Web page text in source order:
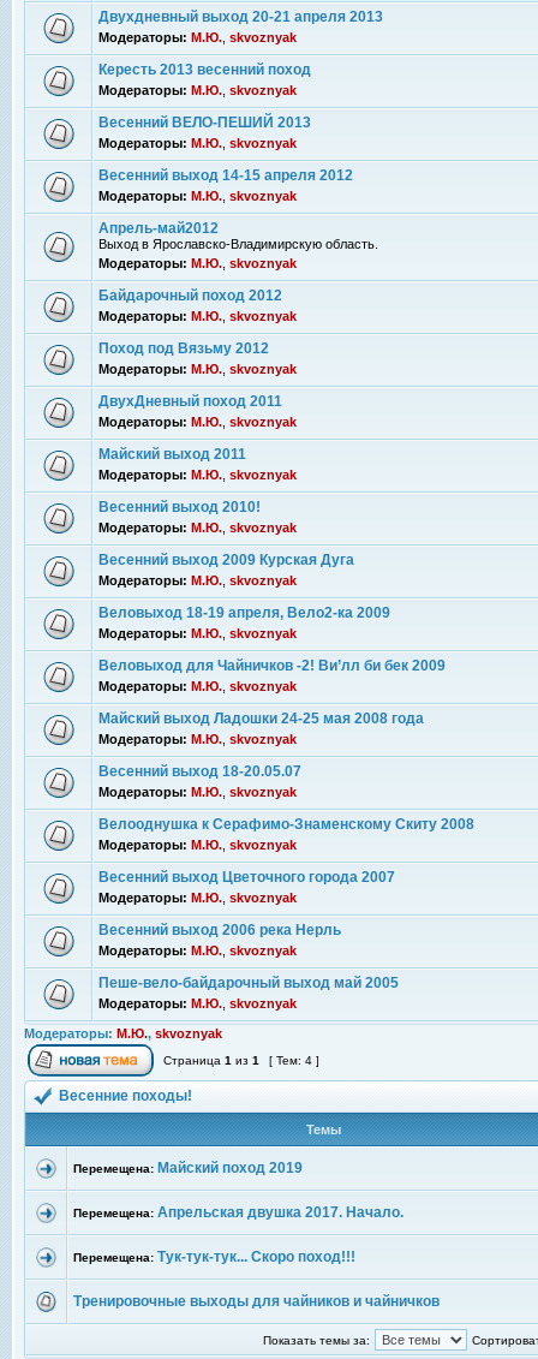
Двухдневный выход 20-21 апреля 2013
Модераторы: М.Ю. skvoznyak
Кересть 2013 весенний поход
Модераторы: М.Ю. skvoznyak
Весенний ВЕЛО-ПЕШИЙ 2013
Модераторы: М.Ю. skvoznyak
Весенний выход 14-15 апреля 2012
Модераторы: М.Ю. skvoznyak
Апрель-май2012
Выход в Ярославско-Владимирскую область.
Модераторы: М.Ю. skvoznyak
Байдарочный поход 2012
Модераторы: М.Ю. skvoznyak
Поход под Вязьму 2012
Модераторы: М.Ю. skvoznyak
ДвухДневный поход 2011
Модераторы: М.Ю. skvoznyak
Майский выход 2011
Модераторы: М.Ю. skvoznyak
Весенний выход 2010!
Модераторы: М.Ю. skvoznyak
Весенний выход 2009 Курская Дуга
Модераторы: М.Ю. skvoznyak
Веловыход 18-19 апреля, Вело2-ка 2009
Модераторы: М.Ю. skvoznyak
Веловыход для Чайничков -2! Ви’лл би бек 2009
Модераторы: М.Ю. skvoznyak
Майский выход Ладошки 24-25 мая 2008 года
Модераторы: М.Ю. skvoznyak
Весенний выход 18-20.05.07
Модераторы: М.Ю. skvoznyak
Велооднушка к Серафимо-Знаменскому Скиту 2008
Модераторы: М.Ю. skvoznyak
Весенний выход Цветочного города 2007
Модераторы: М.Ю. skvoznyak
Весенний выход 2006 река Нерль
Модераторы: М.Ю. skvoznyak
Пеше-вело-байдарочный выход май 2005
Модераторы: М.Ю. skvoznyak
Модераторы: М.Ю., skvoznyak
Страница 1 из 1 [ Тем: 4 ]
Весенние походы!
Темы
Перемещена: Майский поход 2019
Перемещена: Апрельская двушка 2017. Начало.
Перемещена: Тук-тук-тук... Скоро поход!!!
Тренировочные выходы для чайников и чайничков
Показать темы за: